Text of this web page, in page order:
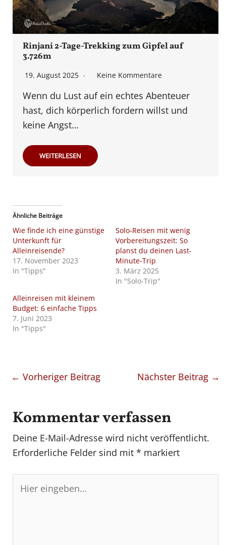
Rinjani 2-Tage-Trekking zum Gipfel auf
3.726m
19. August 2025 Keine Kommentare
Wenn du Lust auf ein echtes Abenteuer
hast, dich körperlich fordern willst und
keine Angst…
WEITERLESEN
Ähnliche Beiträge
Wie finde ich eine günstige
Unterkunft für
Alleinreisende?
17. November 2023
In "Tipps"
Solo-Reisen mit wenig
Vorbereitungszeit: So
planst du deinen Last-
Minute-Trip
3. März 2025
In "Solo-Trip"
Alleinreisen mit kleinem
Budget: 6 einfache Tipps
7. Juni 2023
In "Tipps"
← Vorheriger Beitrag Nächster Beitrag →
Kommentar verfassen
Deine E-Mail-Adresse wird nicht veröffentlicht.
Erforderliche Felder sind mit * markiert
eingeben…